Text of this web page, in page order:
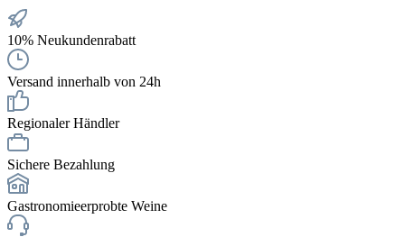
10% Neukundenrabatt
Versand innerhalb von 24h
Regionaler Händler
Sichere Bezahlung
Gastronomieerprobte Weine